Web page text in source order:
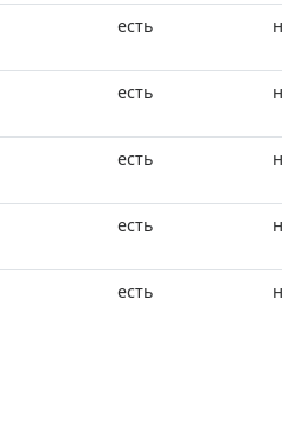
есть нет
есть нет
есть нет
есть нет
есть нет